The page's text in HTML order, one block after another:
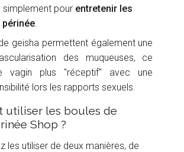
simplement pour entretenir les
geisha permettent également une
des muqueuses, ce
vagin plus "réceptif" avec une
lors les rapports sexuels.
utiliser les boules de
Shop ?
les utiliser de deux manières, de